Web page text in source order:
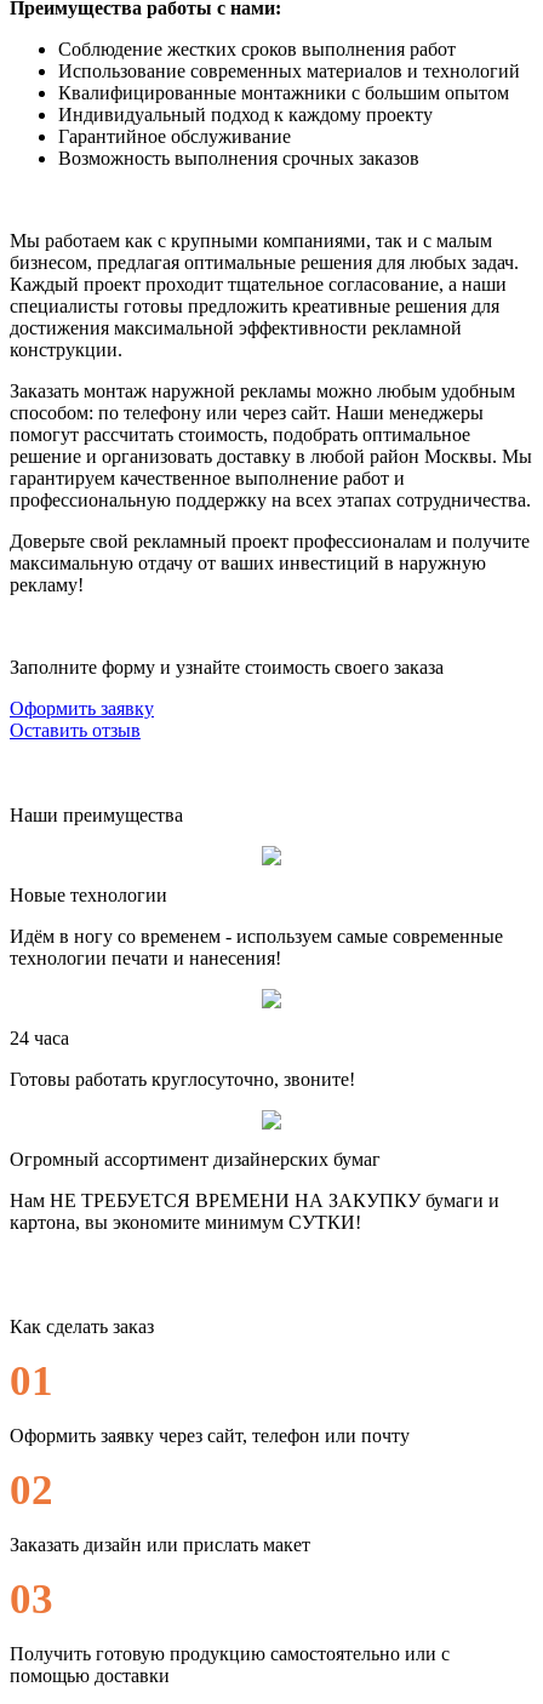
Преимущества работы с нами:
Соблюдение жестких сроков выполнения работ
Использование современных материалов и технологий
Квалифицированные монтажники с большим опытом
Индивидуальный подход к каждому проекту
Гарантийное обслуживание
Возможность выполнения срочных заказов
Мы работаем как с крупными компаниями, так и с малым
бизнесом, предлагая оптимальные решения для любых задач.
Каждый проект проходит тщательное согласование, а наши
специалисты готовы предложить креативные решения для
достижения максимальной эффективности рекламной
конструкции.
Заказать монтаж наружной рекламы можно любым удобным
способом: по телефону или через сайт. Наши менеджеры
помогут рассчитать стоимость, подобрать оптимальное
решение и организовать доставку в любой район Москвы. Мы
гарантируем качественное выполнение работ и
профессиональную поддержку на всех этапах сотрудничества.
Доверьте свой рекламный проект профессионалам и получите
максимальную отдачу от ваших инвестиций в наружную
рекламу!
Заполните форму и узнайте стоимость своего заказа
Оформить заявку
Оставить отзыв
Наши преимущества
Новые технологии
Идём в ногу со временем - используем самые современные
технологии печати и нанесения!
24 часа
Готовы работать круглосуточно, звоните!
Огромный ассортимент дизайнерских бумаг
Нам НЕ ТРЕБУЕТСЯ ВРЕМЕНИ НА ЗАКУПКУ бумаги и
картона, вы экономите минимум СУТКИ!
Как сделать заказ
01
Оформить заявку через сайт, телефон или почту
02
Заказать дизайн или прислать макет
03
Получить готовую продукцию самостоятельно или с
помощью доставки